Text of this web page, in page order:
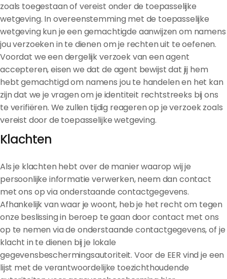
zoals toegestaan of vereist onder de toepasselijke
wetgeving. In overeenstemming met de toepasselijke
wetgeving kun je een gemachtigde aanwijzen om namens
jou verzoeken in te dienen om je rechten uit te oefenen.
Voordat we een dergelijk verzoek van een agent
accepteren, eisen we dat de agent bewijst dat jij hem
hebt gemachtigd om namens jou te handelen en het kan
zijn dat we je vragen om je identiteit rechtstreeks bij ons
te verifiëren. We zullen tijdig reageren op je verzoek zoals
vereist door de toepasselijke wetgeving.
Klachten
Als je klachten hebt over de manier waarop wij je
persoonlijke informatie verwerken, neem dan contact
met ons op via onderstaande contactgegevens.
Afhankelijk van waar je woont, heb je het recht om tegen
onze beslissing in beroep te gaan door contact met ons
op te nemen via de onderstaande contactgegevens, of je
klacht in te dienen bij je lokale
gegevensbeschermingsautoriteit. Voor de EER vind je een
lijst met de verantwoordelijke toezichthoudende